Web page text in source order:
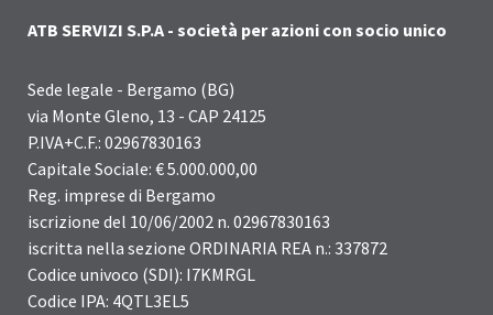
ATB SERVIZI S.P.A - società per azioni con socio unico
Sede legale - Bergamo (BG)
via Monte Gleno, 13 - CAP 24125
P.IVA+C.F.: 02967830163
Capitale Sociale: € 5.000.000,00
Reg. imprese di Bergamo
iscrizione del 10/06/2002 n. 02967830163
iscritta nella sezione ORDINARIA REA n.: 337872
Codice univoco (SDI): I7KMRGL
Codice IPA: 4QTL3EL5